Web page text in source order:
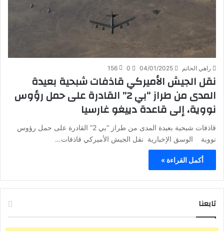
راهي الحاتم 04/01/2025
0
156
نقل الجيش الأميركي قاذفات شبحية بعيدة
المدى من طراز “بي 2” القادرة على حمل رؤوس
نووية، إلى قاعدة دييغو غارسيا
قاذفات شبحية بعيدة المدى من طراز “بي 2” القادرة على حمل رؤوس
نووية الوسق الإخبارية نقل الجيش الأميركي قاذفات…
أكمل القراءة »
تابعنا